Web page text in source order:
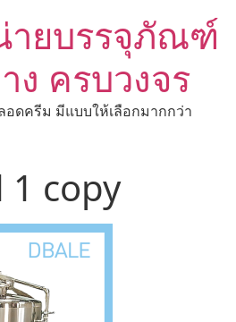
ายบรรจุภัณฑ์
ง ครบวงจร
อดครีม มีแบบให้เลือกมากกว่า
copy